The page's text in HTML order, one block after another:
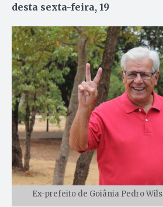
desta sexta-feira, 19
Ex-prefeito de Goiânia Pedro